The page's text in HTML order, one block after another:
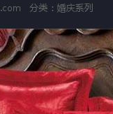
分类：婚庆系列